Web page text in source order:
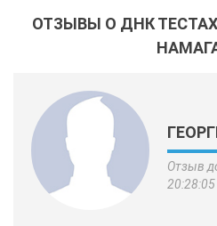
ОТЗЫВЫ О ДНК
Отзыв
20:28:05